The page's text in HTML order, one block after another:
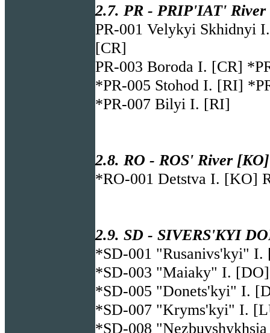
2.7. PR - PRIP'IAT'
PR-001 Velykyi Skhidnyi
[CR]
PR-003 Boroda I. [CR]
*PR-005 Stohod I. [RI]
*PR-007 Bilyi I. [RI]
2.8. RO - ROS' River
*RO-001 Detstva I. [KO]
2.9. SD - SIVERS'KYI
*SD-001 "Rusanivs'kyi"
*SD-003 "Maiaky" I.
*SD-005 "Donets'kyi" I.
*SD-007 "Kryms'kyi" I.
*SD-008